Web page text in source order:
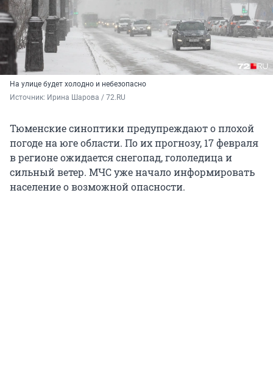
На улице будет холодно и небезопасно
Источник: Ирина Шарова / 72.RU
Тюменские синоптики предупреждают о плохой
погоде на юге области. По их прогнозу, 17 февраля
в регионе ожидается снегопад, гололедица и
сильный ветер. МЧС уже начало информировать
население о возможной опасности.